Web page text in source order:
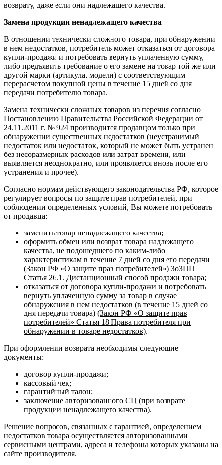
возврату, даже если они надлежащего качества.
Замена продукции ненадлежащего качества
В отношении технически сложного товара, при обнаружении
в нем недостатков, потребитель может отказаться от договора
купли-продажи и потребовать вернуть уплаченную сумму,
либо предъявить требование о его замене на товар той же или
другой марки (артикула, модели) с соответствующим
перерасчетом покупной цены в течение 15 дней со дня
передачи потребителю товара.
Замена технически сложных товаров из перечня согласно
Постановлению Правительства Российской Федерации от
24.11.2011 г. № 924 производится продавцом только при
обнаружении существенных недостатков (неустранимый
недостаток или недостаток, который не может быть устранен
без несоразмерных расходов или затрат времени, или
выявляется неоднократно, или проявляется вновь после его
устранения и прочее).
Согласно нормам действующего законодательства РФ, которое
регулирует вопросы по защите прав потребителей, при
соблюдении определенных условий, Вы можете потребовать
от продавца:
заменить товар ненадлежащего качества;
оформить обмен или возврат товара надлежащего
качества, не подошедшего по каким-либо
характеристикам в течение 7 дней со дня его передачи
(Закон РФ «О защите прав потребителей») ЗоЗПП
Статья 26.1. Дистанционный способ продажи товара;
отказаться от договора купли-продажи и потребовать
вернуть уплаченную сумму за товар в случае
обнаружения в нем недостатков (в течение 15 дней со
дня передачи товара) (Закон РФ «О защите прав
потребителей» Статья 18 Права потребителя при
обнаружении в товаре недостатков).
При оформлении возврата необходимы следующие
документы:
договор купли-продажи;
кассовый чек;
гарантийный талон;
заключение авторизованного СЦ (при возврате
продукции ненадлежащего качества).
Решение вопросов, связанных с гарантией, определением
недостатков товара осуществляется авторизованными
сервисными центрами, адреса и телефоны которых указаны на
сайте производителя.